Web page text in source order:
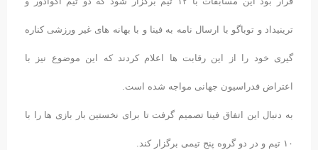
ترینیداد و توباگو با ارسال نامه به فینا و با بهانه های غیر ورزشی کناره
گیری خود را از این رقابت ها اعلام کردند که این موضوع نیز با
اعتراض فدراسیون جهانی مواجه شده است.
به دنبال این اتفاق فینا تصمیم گرفت تا برای نخستین بار بازی ها را با
۱۰ تیم و در دو گروه پنج تیمی برگزار کند.